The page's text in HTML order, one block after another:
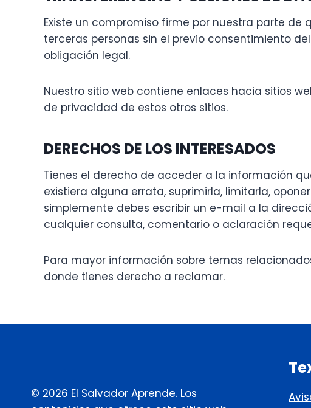
Existe un compromiso firme por nuestra parte de
terceras personas sin el previo consentimiento
obligación legal.
Nuestro sitio web contiene enlaces hacia sitios
de privacidad de estos otros sitios.
DERECHOS DE LOS INTERESADOS
Tienes el derecho de acceder a la información
existiera alguna errata, suprimirla, limitarla,
simplemente debes escribir un e-mail a la
cualquier consulta, comentario o aclaración
Para mayor información sobre temas
donde tienes derecho a reclamar.
© 2026 El Salvador Aprende. Los